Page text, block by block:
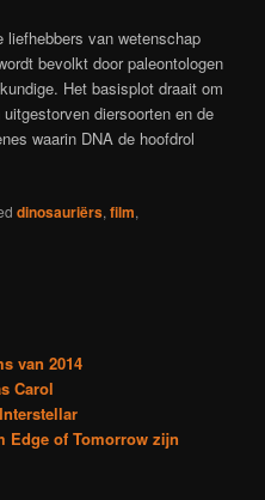
liefhebbers van wetenschap
bevolkt door paleontologen
Het basisplot draait om
diersoorten en de
waarin DNA de hoofdrol
dinosauriërs,film,
van 2014
Carol
Edge of Tomorrow zijn